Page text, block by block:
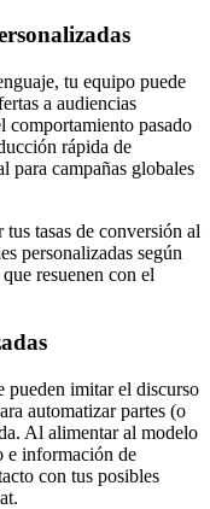
tu equipo puede
a audiencias
comportamiento pasado
rápida de
para campañas globales
tasas de conversión al
personalizadas según
resuenen con el
pueden imitar el discurso
automatizar partes (o
Al alimentar al modelo
e información de
con tus posibles